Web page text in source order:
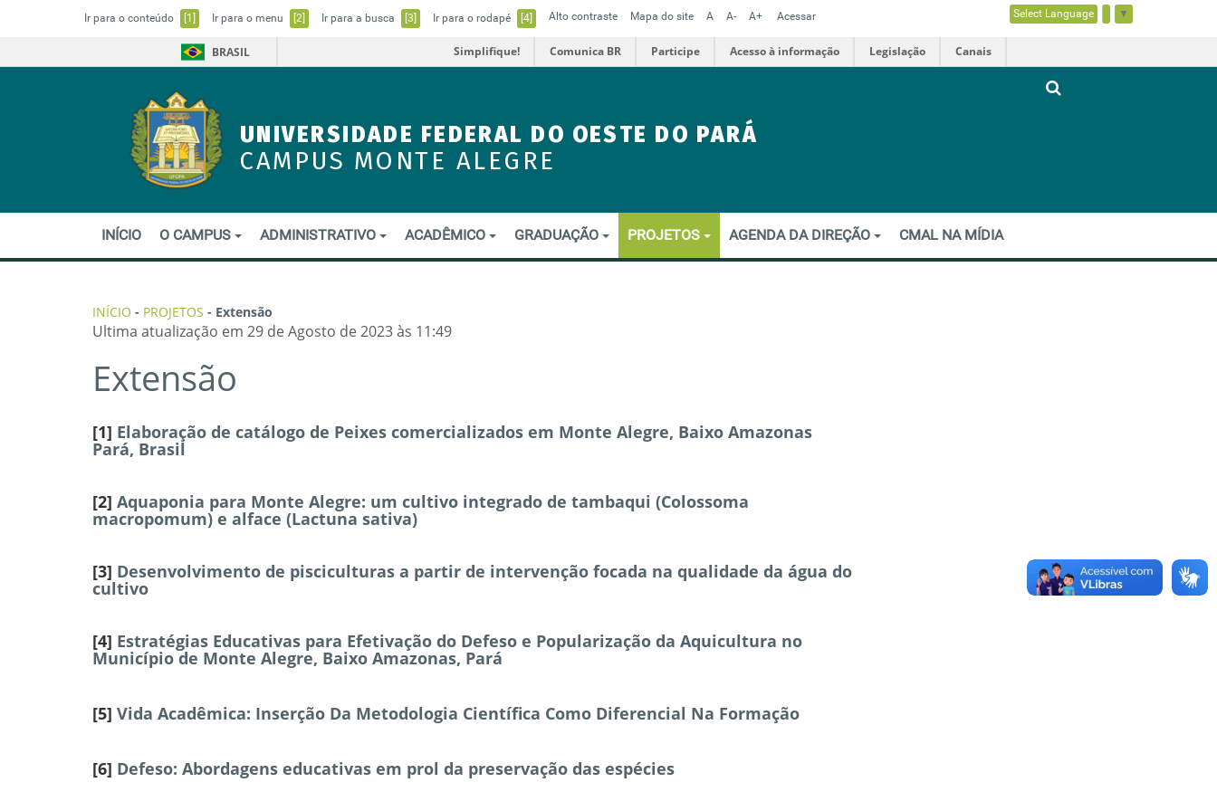
Ir para o conteúdo [1] Ir para o menu [2] Ir para a busca [3] Ir para o rodapé [4] Alto contraste Mapa do site A A- A+ Acessar Select Language ▼
BRASIL Simplifique! Comunica BR Participe Acesso à informação Legislação Canais
UNIVERSIDADE FEDERAL DO OESTE DO PARÁ
CAMPUS MONTE ALEGRE
INÍCIO O CAMPUS ADMINISTRATIVO ACADÊMICO GRADUAÇÃO PROJETOS AGENDA DA DIREÇÃO CMAL NA MÍDIA
INÍCIO - PROJETOS - Extensão
Ultima atualização em 29 de Agosto de 2023 às 11:49
Extensão
[1] Elaboração de catálogo de Peixes comercializados em Monte Alegre, Baixo Amazonas
Pará, Brasil
[2] Aquaponia para Monte Alegre: um cultivo integrado de tambaqui (Colossoma
macropomum) e alface (Lactuna sativa)
[3] Desenvolvimento de pisciculturas a partir de intervenção focada na qualidade da água do
cultivo
[4] Estratégias Educativas para Efetivação do Defeso e Popularização da Aquicultura no
Município de Monte Alegre, Baixo Amazonas, Pará
[5] Vida Acadêmica: Inserção Da Metodologia Científica Como Diferencial Na Formação
[6] Defeso: Abordagens educativas em prol da preservação das espécies